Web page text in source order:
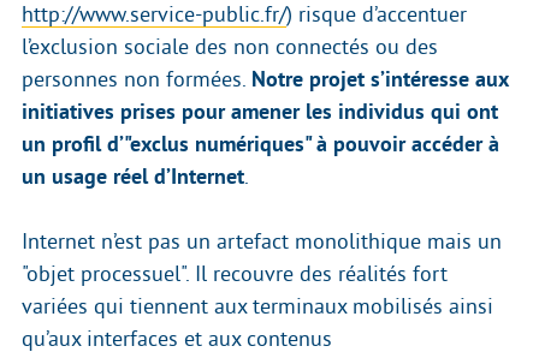
http://www.service-public.fr/) risque d’accentuer
l’exclusion sociale des non connectés ou des
personnes non formées. Notre projet s’intéresse aux
initiatives prises pour amener les individus qui ont
un profil d’"exclus numériques" à pouvoir accéder à
un usage réel d’Internet
Internet n’est pas un artefact monolithique mais un
"objet processuel". Il recouvre des réalités fort
variées qui tiennent aux terminaux mobilisés ainsi
qu’aux interfaces et aux contenus